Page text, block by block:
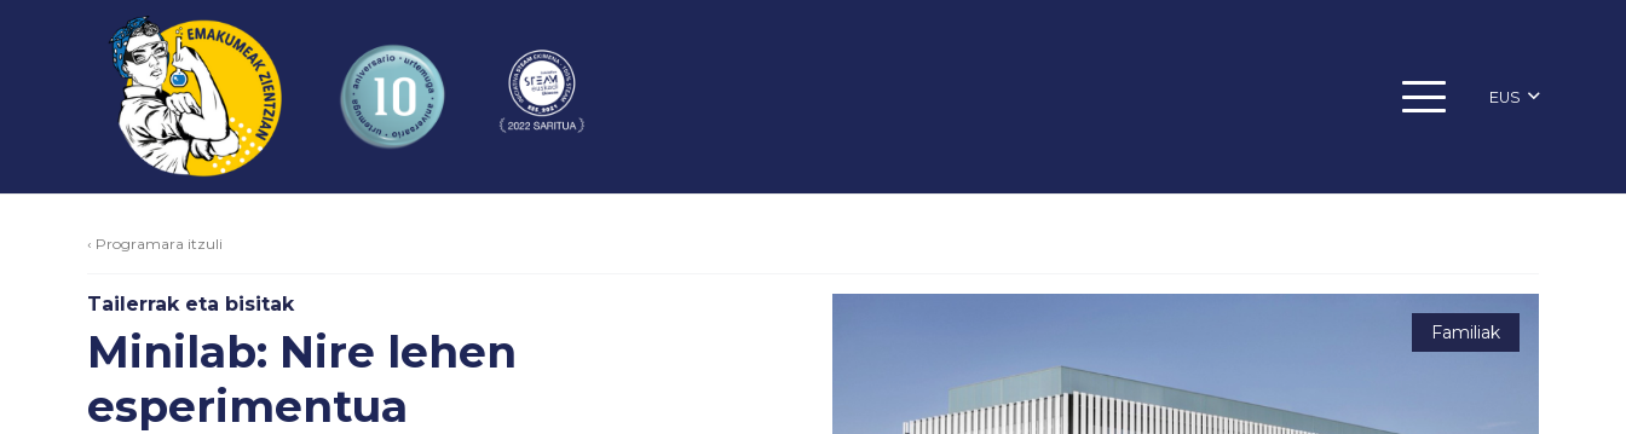
EUS
‹ Programara itzuli
Tailerrak eta bisitak
Minilab: Nire lehen
esperimentua
Familiak